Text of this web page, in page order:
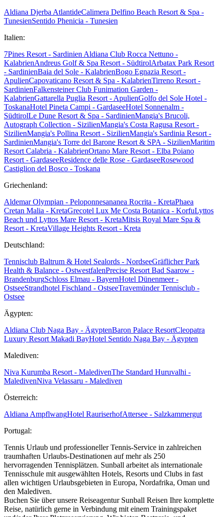
Aldiana Djerba AtlantideCalimera Delfino Beach Resort & Spa -
TunesienSentido Phenicia - Tunesien
Italien:
7Pines Resort - Sardinien Aldiana Club Rocca Nettuno -
KalabrienAndreus Golf & Spa Resort - SüdtirolArbatax Park Resort
- SardinienBaia del Sole - KalabrienBogo Egnazia Resort -
ApulienCapovaticano Resort & Spa - KalabrienTirreno Resort -
SardinienFalkensteiner Club Funimation Garden -
KalabrienGattarella Puglia Resort - ApulienGolfo del Sole Hotel -
ToskanaHotel Pineta Campi - GardaseeHotel Sonnenalm -
SüdtirolLe Dune Resort & Spa - SardinienMangia's Brucoli,
Autograph Collection - SizilienMangia's Costa Ragusa Resort -
SizilienMangia's Pollina Resort - SizilienMangia's Sardinia Resort -
SardinienMangia's Torre del Barone Resort & SPA - SizilienMaritim
Resort Calabria - KalabrienOrtano Mare Resort - Elba Poiano
Resort - GardaseeResidence delle Rose - GardaseeRosewood
Castiglion del Bosco - Toskana
Griechenland:
Aldemar Olympian - Peloponnesananea Rocrita - KretaPhaea
Cretan Malia - KretaGrecotel Lux Me Costa Botanica - KorfuLyttos
Beach und Lyttos Mare Resort - KretaMitsis Royal Mare Spa &
Resort - KretaVillage Heights Resort - Kreta
Deutschland:
Tennisclub Baltrum & Hotel Sealords - NordseeGräflicher Park
Health & Balance - OstwestfalenPrecise Resort Bad Saarow -
BrandenburgSchloss Elmau - BayernHotel Dünenmeer -
OstseeStrandhotel Fischland - OstseeTravemünder Tennisclub -
Ostsee
Ägypten:
Aldiana Club Naga Bay - ÄgyptenBaron Palace ResortCleopatra
Luxury Resort Makadi BayHotel Sentido Naga Bay - Ägypten
Malediven:
Niva Kurumba Resort - MaledivenThe Standard Huruvalhi -
MaledivenNiva Velassaru - Malediven
Österreich:
Aldiana AmpflwangHotel RauriserhofAttersee - Salzkammergut
Portugal:
Tennis Urlaub und professioneller Tennis-Service in zahlreichen
traumhaften Urlaubs-Destinationen auf mehr als 250
hervorragenden Tennisplätzen. Sunball arbeitet als internationale
Tennisschule mit ausgewählten Hotels, Resorts und Clubs in fast
allen wichtigen Urlaubsgebieten in Europa, Nordafrika, Oman und
den Malediven.
Buchen Sie über unsere Reiseagentur Sunball Reisen Ihre komplette
Reise, natürlich gerne in Verbindung mit einem Trainingspaket